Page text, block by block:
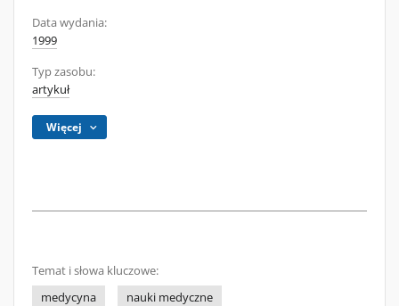
Data wydania:
1999
Typ zasobu:
artykuł
Więcej
Temat i słowa kluczowe:
medycyna
nauki medyczne